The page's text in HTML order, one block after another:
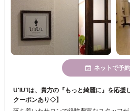
ネットで予
U'IU'Iは、貴方の『もっと綺麗に』を応
クーポンあり◇】